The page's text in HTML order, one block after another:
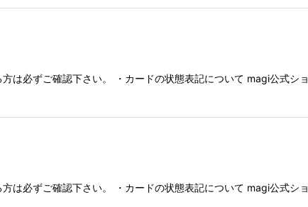
は必ずご確認下さい。 ・カードの状態表記について magi公式シ
は必ずご確認下さい。 ・カードの状態表記について magi公式シ